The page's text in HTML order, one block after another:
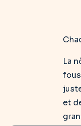
La
et